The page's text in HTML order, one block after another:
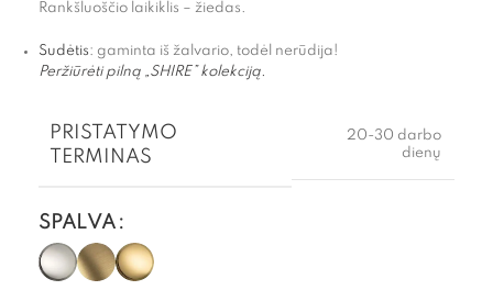
Rankšluoščio laikiklis – žiedas.
Sudėtis: gaminta iš žalvario, todėl nerūdija!
Peržiūrėti pilną „SHIRE” kolekciją.
PRISTATYMO
TERMINAS
20-30 darbo
dienų
SPALVA